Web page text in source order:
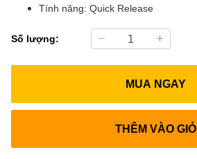
Tính năng: Quick Release
Số lượng:
MUA NGAY
THÊM VÀO GIỎ